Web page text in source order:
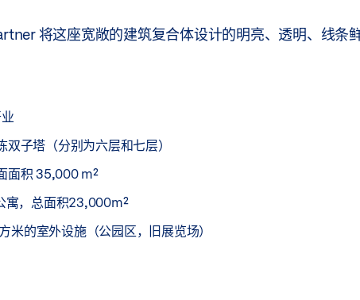
将这座宽敞的建筑复合体设计的明亮、透明、线条
双子塔（分别为六层和七层）
面积 35,000 m²
寓，总面积23,000m²
米的室外设施（公园区，旧展览场）